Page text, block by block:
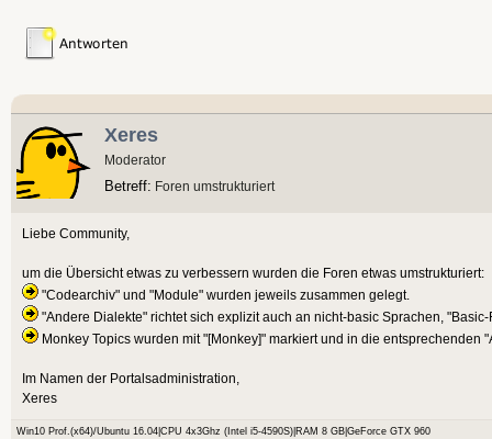
Xeres
Moderator
Betreff: Foren umstrukturiert
Liebe Community,
um die Übersicht etwas zu verbessern wurden die Foren etwas umstrukturiert:
"Codearchiv" und "Module" wurden jeweils zusammen gelegt.
"Andere Dialekte" richtet sich explizit auch an nicht-basic Sprachen,
Monkey Topics wurden mit "[Monkey]" markiert und in die entsprechenden
Im Namen der Portalsadministration,
Xeres
Win10 Prof.(x64)/Ubuntu 16.04|CPU 4x3Ghz (Intel i5-4590S)|RAM 8 GB|GeForce GTX 960